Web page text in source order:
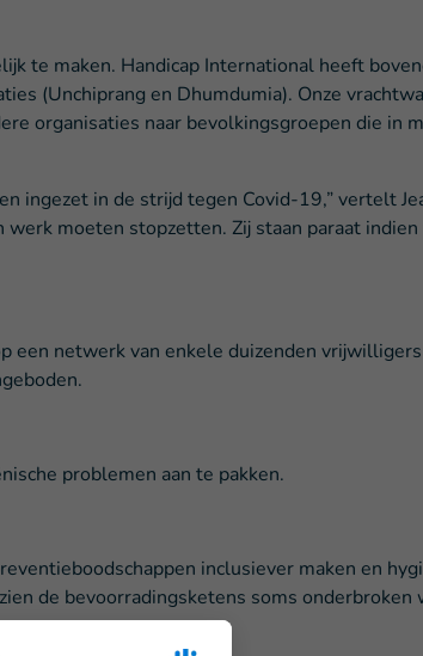
te maken. Handicap International heeft
(Unchiprang en Dhumdumia). Onze
organisaties naar bevolkingsgroepen die in
ingezet in de strijd tegen Covid-19,” vertelt
moeten stopzetten. Zij staan paraat
een netwerk van enkele duizenden
problemen aan te pakken.
inclusiever maken en
de bevoorradingsketens soms